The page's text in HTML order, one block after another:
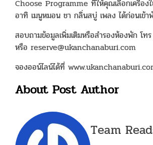
Choose Programme ที่ให้คุณเลือกเครื่อง
อาทิ เมนูหมอน ชา กลิ่นสบู่ เพลง ได้ก่อนเข้า
สอบถามข้อมูลเพิ่มเติมหรือสำรองห้องพัก โ
หรือ reserve@ukanchanaburi.com
จองออน์ไลน์ได้ที่
About Post Author
Team